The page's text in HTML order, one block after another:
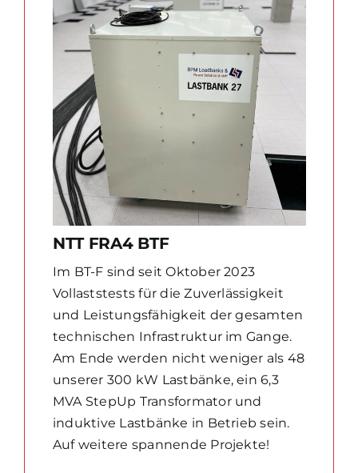
NTT FRA4 BTF
Im BT-F sind seit Oktober 2023
Vollaststests für die Zuverlässigkeit
und Leistungsfähigkeit der gesamten
technischen Infrastruktur im Gange.
Am Ende werden nicht weniger als 48
unserer 300 kW Lastbänke, ein 6,3
MVA StepUp Transformator und
induktive Lastbänke in Betrieb sein.
Auf weitere spannende Projekte!